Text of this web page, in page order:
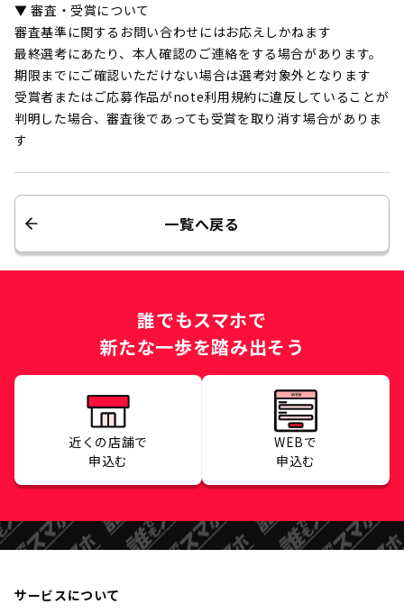
▼ 審査・受賞について
審査基準に関するお問い合わせにはお応えしかねます
最終選考にあたり、本人確認のご連絡をする場合があります。
期限までにご確認いただけない場合は選考対象外となります
受賞者またはご応募作品がnote利用規約に違反していることが
判明した場合、審査後であっても受賞を取り消す場合がありま
す
一覧へ戻る
誰でもスマホで
新たな一歩を踏み出そう
近くの店舗で
申込む
WEBで
申込む
サービスについて